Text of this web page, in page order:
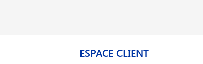
ESPACE CLIENT